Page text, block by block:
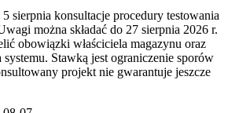
sierpnia konsultacje procedury testowania
można składać do 27 sierpnia 2026 r.
obowiązki właściciela magazynu oraz
systemu. Stawką jest ograniczenie sporów
projekt nie gwarantuje jeszcze